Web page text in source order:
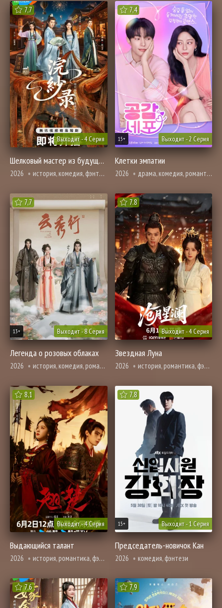
7,7
Выходит - 4 Серия
Шелковый мастер из будущего
2026 история, комедия, фэнтези
7,4
Выходит - 2 Серия
15+
Клетки эмпатии
2026 драма, комедия, романтика, фэнтези
7,7
Выходит - 8 Серия
13+
Легенда о розовых облаках
2026 история, комедия, романтика, фэнтези
7.8
Выходит - 4 Серия
Звездная Луна
2026 история, романтика, фэнтези
8,1
Выходит - 4 Серия
Выдающийся талант
2026 история, романтика, фэнтези
7,8
Выходит - 1 Серия
15+
Председатель-новичок Кан
2026 комедия, фэнтези
7,6 7,9